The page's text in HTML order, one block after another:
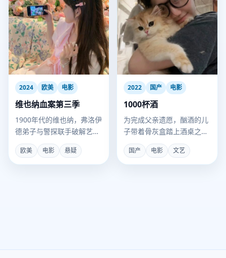
2024 欧美 电影
维也纳血案第三季
1900年代的维也纳，弗洛伊
德弟子与警探联手破解艺术
圈连环杀人案。
欧美 电影 悬疑
2022 国产 电影
1000杯酒
为完成父亲遗愿，酗酒的儿
子带着骨灰盒踏上酒桌之
旅，替父喝完欠下的千杯
酒。
国产 电影 文艺